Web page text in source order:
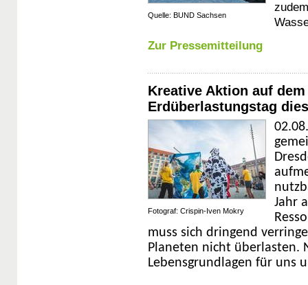
Quelle: BUND Sachsen
Zur Pressemitteilung
Kreative Aktion auf
Erdüberlastungstag
Fotograf: Crispin-Iven Mokry
Jahr
muss sich dringend
Planeten nicht überlasten.
Lebensgrundlagen für uns